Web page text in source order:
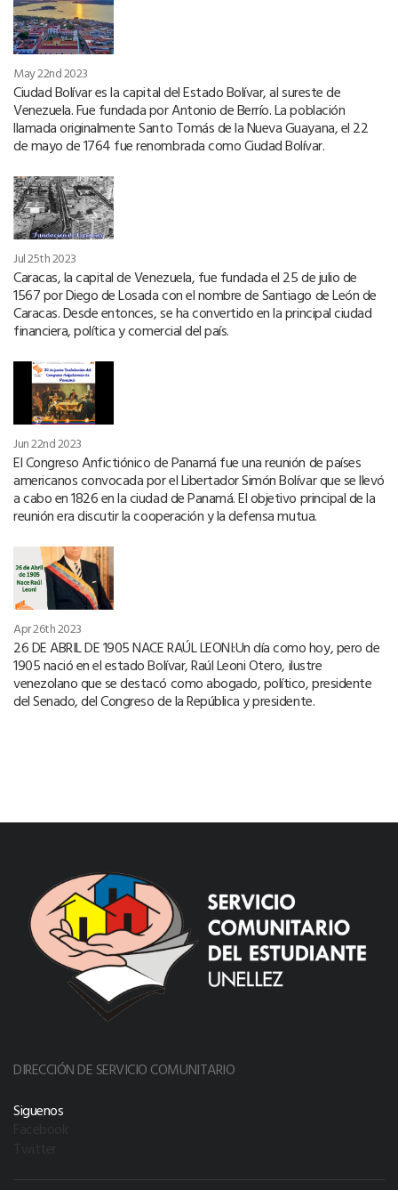
May 22nd 2023
Ciudad Bolívar es la capital del Estado Bolívar, al sureste de
Venezuela. Fue fundada por Antonio de Berrío. La población
llamada originalmente Santo Tomás de la Nueva Guayana, el 22
de mayo de 1764 fue renombrada como Ciudad Bolívar.
Jul 25th 2023
Caracas, la capital de Venezuela, fue fundada el 25 de julio de
1567 por Diego de Losada con el nombre de Santiago de León de
Caracas. Desde entonces, se ha convertido en la principal ciudad
financiera, política y comercial del país.
Jun 22nd 2023
El Congreso Anfictiónico de Panamá fue una reunión de países
americanos convocada por el Libertador Simón Bolívar que se llevó
a cabo en 1826 en la ciudad de Panamá. El objetivo principal de la
reunión era discutir la cooperación y la defensa mutua.
Apr 26th 2023
26 DE ABRIL DE 1905 NACE RAÚL LEONI:Un día como hoy, pero de
1905 nació en el estado Bolívar, Raúl Leoni Otero, ilustre
venezolano que se destacó como abogado, político, presidente
del Senado, del Congreso de la República y presidente.
DIRECCIÓN DE SERVICIO COMUNITARIO
Siguenos